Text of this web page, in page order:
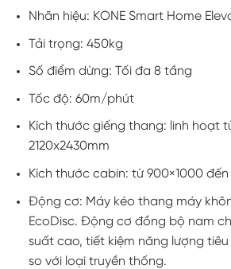
Nhãn hiệu: KONE Smart Home
Tải trọng: 450kg
Số điểm dừng: Tối đa 8 tầng
Tốc độ: 60m/phút
Kích thước giếng thang: linh hoạt
2120x2430mm
Kích thước cabin: từ 900×1000 đến
Động cơ: Máy kéo thang máy
EcoDisc. Động cơ đồng bộ nam
suất cao, tiết kiệm năng lượng tiêu
so với loại truyền thống.